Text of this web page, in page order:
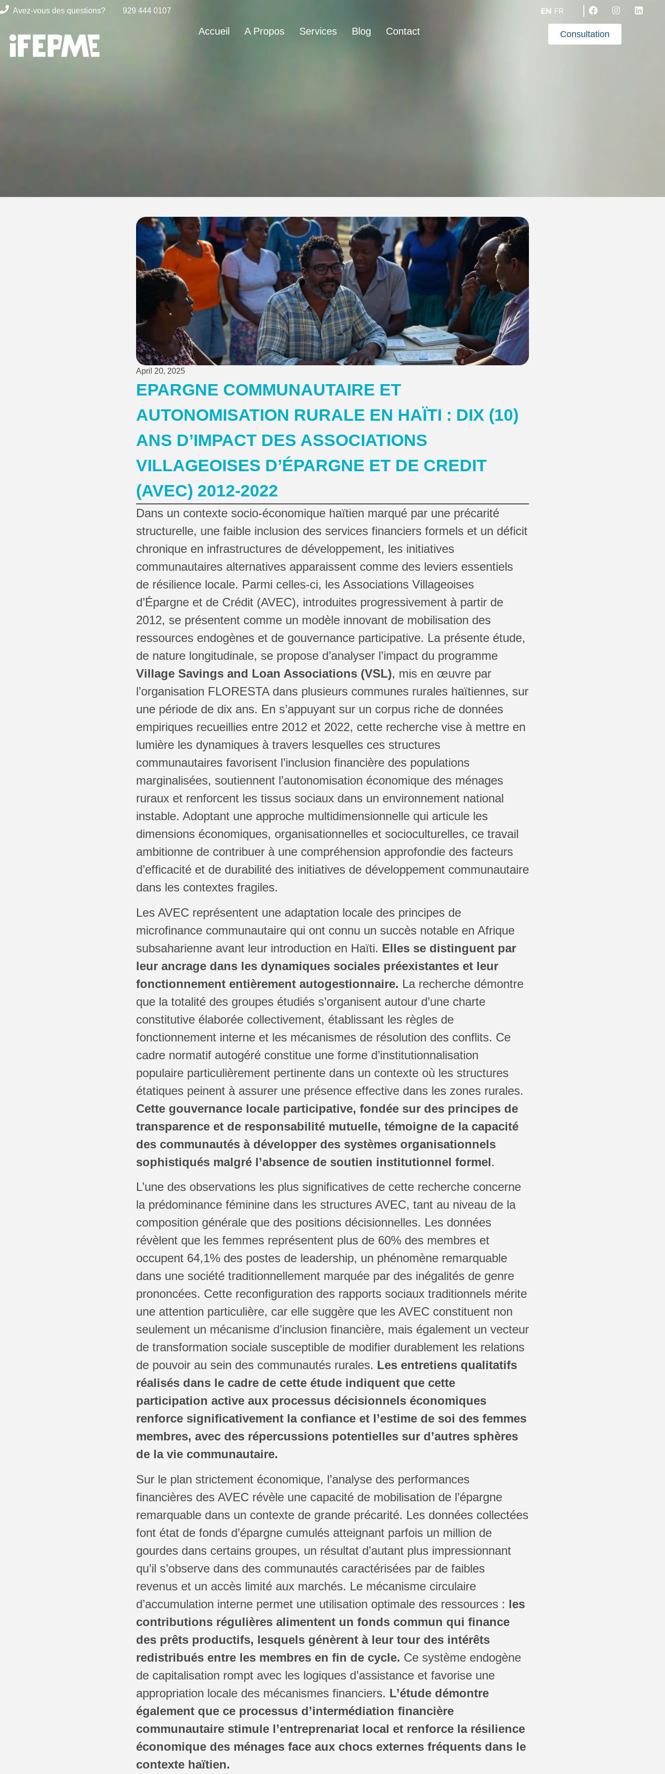
Avez-vous des questions? 929 444 0107 EN FR
Accueil A Propos Services Blog Contact Consultation
April 20, 2025
EPARGNE COMMUNAUTAIRE ET
AUTONOMISATION RURALE EN HAÏTI : DIX (10)
ANS D’IMPACT DES ASSOCIATIONS
VILLAGEOISES D’ÉPARGNE ET DE CREDIT
(AVEC) 2012-2022
Dans un contexte socio-économique haïtien marqué par une précarité
structurelle, une faible inclusion des services financiers formels et un déficit
chronique en infrastructures de développement, les initiatives
communautaires alternatives apparaissent comme des leviers essentiels
de résilience locale. Parmi celles-ci, les Associations Villageoises
d’Épargne et de Crédit (AVEC), introduites progressivement à partir de
2012, se présentent comme un modèle innovant de mobilisation des
ressources endogènes et de gouvernance participative. La présente étude,
de nature longitudinale, se propose d’analyser l’impact du programme
Village Savings and Loan Associations (VSL), mis en œuvre par
l’organisation FLORESTA dans plusieurs communes rurales haïtiennes, sur
une période de dix ans. En s’appuyant sur un corpus riche de données
empiriques recueillies entre 2012 et 2022, cette recherche vise à mettre en
lumière les dynamiques à travers lesquelles ces structures
communautaires favorisent l’inclusion financière des populations
marginalisées, soutiennent l’autonomisation économique des ménages
ruraux et renforcent les tissus sociaux dans un environnement national
instable. Adoptant une approche multidimensionnelle qui articule les
dimensions économiques, organisationnelles et socioculturelles, ce travail
ambitionne de contribuer à une compréhension approfondie des facteurs
d’efficacité et de durabilité des initiatives de développement communautaire
dans les contextes fragiles.
Les AVEC représentent une adaptation locale des principes de
microfinance communautaire qui ont connu un succès notable en Afrique
subsaharienne avant leur introduction en Haïti. Elles se distinguent par
leur ancrage dans les dynamiques sociales préexistantes et leur
fonctionnement entièrement autogestionnaire. La recherche démontre
que la totalité des groupes étudiés s’organisent autour d’une charte
constitutive élaborée collectivement, établissant les règles de
fonctionnement interne et les mécanismes de résolution des conflits. Ce
cadre normatif autogéré constitue une forme d’institutionnalisation
populaire particulièrement pertinente dans un contexte où les structures
étatiques peinent à assurer une présence effective dans les zones rurales.
Cette gouvernance locale participative, fondée sur des principes de
transparence et de responsabilité mutuelle, témoigne de la capacité
des communautés à développer des systèmes organisationnels
sophistiqués malgré l’absence de soutien institutionnel formel.
L’une des observations les plus significatives de cette recherche concerne
la prédominance féminine dans les structures AVEC, tant au niveau de la
composition générale que des positions décisionnelles. Les données
révèlent que les femmes représentent plus de 60% des membres et
occupent 64,1% des postes de leadership, un phénomène remarquable
dans une société traditionnellement marquée par des inégalités de genre
prononcées. Cette reconfiguration des rapports sociaux traditionnels mérite
une attention particulière, car elle suggère que les AVEC constituent non
seulement un mécanisme d’inclusion financière, mais également un vecteur
de transformation sociale susceptible de modifier durablement les relations
de pouvoir au sein des communautés rurales. Les entretiens qualitatifs
réalisés dans le cadre de cette étude indiquent que cette
participation active aux processus décisionnels économiques
renforce significativement la confiance et l’estime de soi des femmes
membres, avec des répercussions potentielles sur d’autres sphères
de la vie communautaire.
Sur le plan strictement économique, l’analyse des performances
financières des AVEC révèle une capacité de mobilisation de l’épargne
remarquable dans un contexte de grande précarité. Les données collectées
font état de fonds d’épargne cumulés atteignant parfois un million de
gourdes dans certains groupes, un résultat d’autant plus impressionnant
qu’il s’observe dans des communautés caractérisées par de faibles
revenus et un accès limité aux marchés. Le mécanisme circulaire
d’accumulation interne permet une utilisation optimale des ressources : les
contributions régulières alimentent un fonds commun qui finance
des prêts productifs, lesquels génèrent à leur tour des intérêts
redistribués entre les membres en fin de cycle. Ce système endogène
de capitalisation rompt avec les logiques d’assistance et favorise une
appropriation locale des mécanismes financiers. L’étude démontre
également que ce processus d’intermédiation financière
communautaire stimule l’entreprenariat local et renforce la résilience
économique des ménages face aux chocs externes fréquents dans le
contexte haïtien.